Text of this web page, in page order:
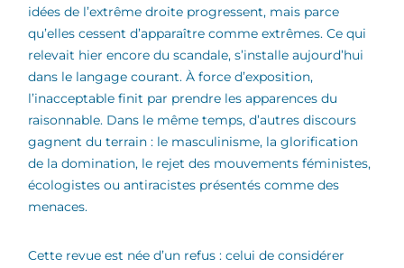
idées de l’extrême droite progressent, mais parce
qu’elles cessent d’apparaître comme extrêmes. Ce qui
relevait hier encore du scandale, s’installe aujourd’hui
dans le langage courant. À force d’exposition,
l’inacceptable finit par prendre les apparences du
raisonnable. Dans le même temps, d’autres discours
gagnent du terrain : le masculinisme, la glorification
de la domination, le rejet des mouvements féministes,
écologistes ou antiracistes présentés comme des
menaces.
Cette revue est née d’un refus : celui de considérer